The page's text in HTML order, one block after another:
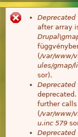
Deprecated
after array
(/var/www/
ules/gmap/
sor).
Deprecated
further calls
(/var/www/
u.inc 579
Deprecated